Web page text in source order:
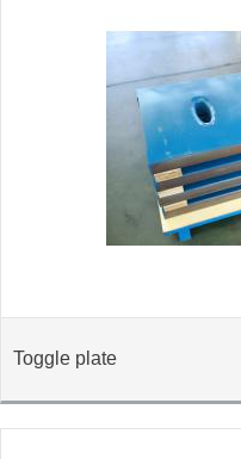
Toggle plate